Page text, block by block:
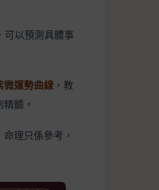
可以預測具體事
微運勢曲線 ，教
髓。
理只係參考，